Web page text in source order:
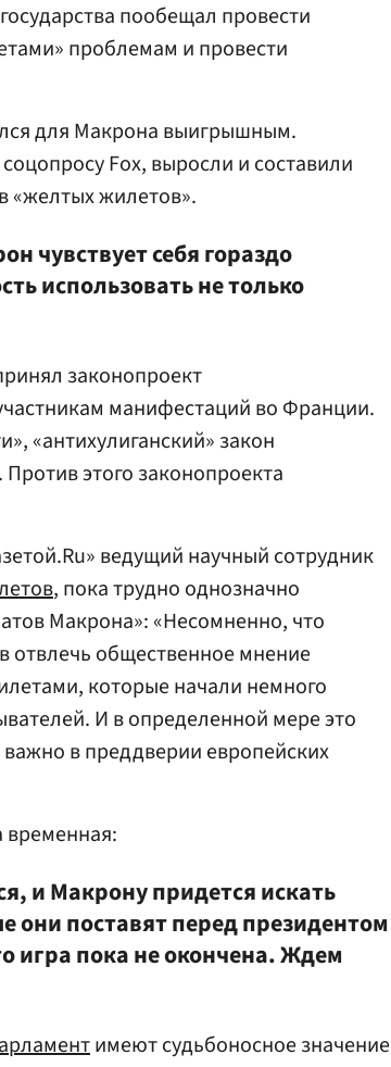
пообещал провести
проблемам и провести
для Макрона выигрышным.
Fox, выросли и составили
«желтых жилетов».
чувствует себя гораздо
использовать не только
законопроект
манифестаций во Франции.
«антихулиганский» закон
этого законопроекта
ведущий научный сотрудник
, пока трудно однозначно
Макрона»: «Несомненно, что
отвлечь общественное мнение
которые начали немного
И в определенной мере это
в преддверии европейских
временная:
и Макрону придется искать
они поставят перед президентом
игра пока не окончена. Ждем
имеют судьбоносное значение